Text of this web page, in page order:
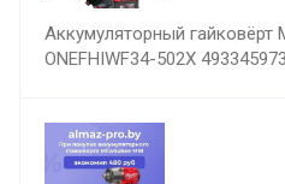
Аккумуляторный гайковёрт
ONEFHIWF34-502X